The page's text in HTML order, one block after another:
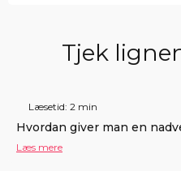
Tjek
Læsetid: 2 min
Hvordan giver man en
Læs mere